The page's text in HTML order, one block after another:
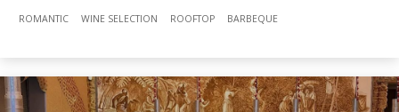
ROMANTIC WINE SELECTION ROOFTOP BARBEQUE